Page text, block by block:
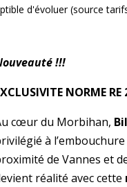
d'évoluer (source
!!!
NORME RE
cœur du Morbihan,
à
de Vannes et
réalité avec cette